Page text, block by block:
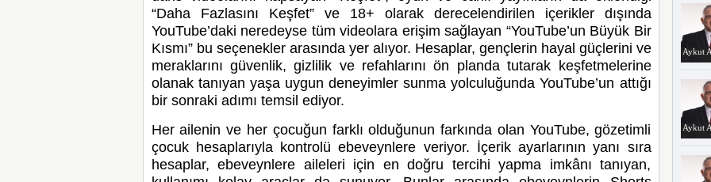
“Daha Fazlasını Keşfet” ve 18+ olarak derecelendirilen içerikler dışında
YouTube’daki neredeyse tüm videolara erişim sağlayan “YouTube’un Büyük Bir
Kısmı” bu seçenekler arasında yer alıyor. Hesaplar, gençlerin hayal güçlerini ve
meraklarını güvenlik, gizlilik ve refahlarını ön planda tutarak keşfetmelerine
olanak tanıyan yaşa uygun deneyimler sunma yolculuğunda YouTube’un attığı
bir sonraki adımı temsil ediyor.
Her ailenin ve her çocuğun farklı olduğunun farkında olan YouTube, gözetimli
çocuk hesaplarıyla kontrolü ebeveynlere veriyor. İçerik ayarlarının yanı sıra
hesaplar, ebeveynlere aileleri için en doğru tercihi yapma imkânı tanıyan,
Aykut
Aykut